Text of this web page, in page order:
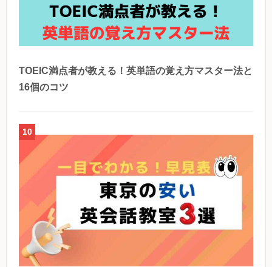
TOEIC満点者が教える！英単語の覚え方マスター法と
16個のコツ
10